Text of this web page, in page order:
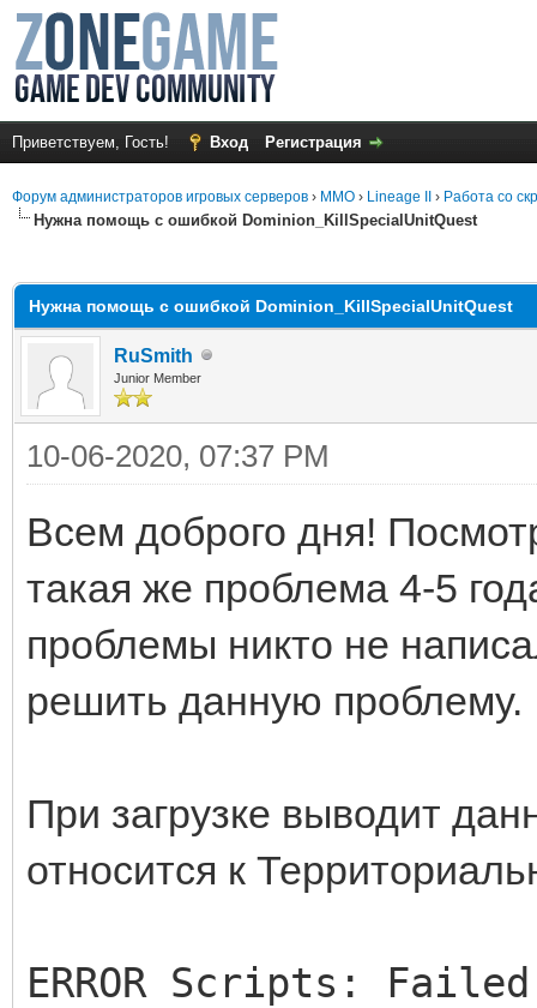
Приветствуем, Гость! Вход Регистрация
Форум администраторов игровых серверов › MMO › Lineage II › Работа со
Нужна помощь с ошибкой Dominion_KillSpecialUnitQuest
Нужна помощь с ошибкой Dominion_KillSpecialUnitQuest
RuSmith
Junior Member
10-06-2020, 07:37 PM
Всем доброго дня!
такая же проблема 4-5
проблемы никто не
решить данную проблему.
При загрузке выводит
относится к
ERROR Scripts: